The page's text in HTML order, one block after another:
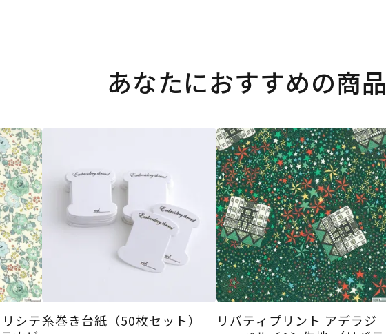
あなたにおすすめの商品
シテ糸巻き台紙（50枚セット）
リバティプリント アデラジ